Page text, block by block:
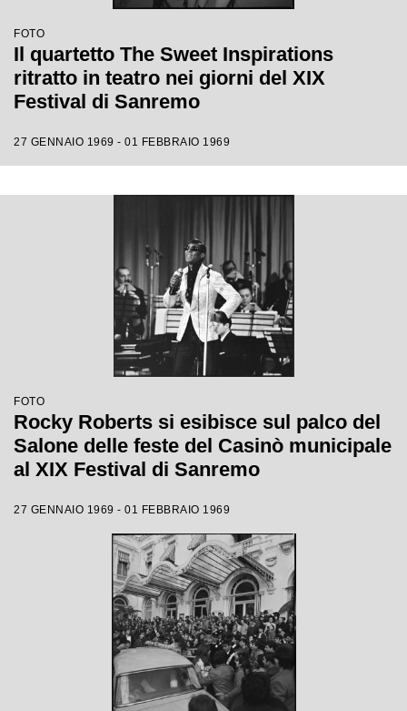
FOTO
Il quartetto The Sweet Inspirations
ritratto in teatro nei giorni del XIX
Festival di Sanremo
27 GENNAIO 1969 - 01 FEBBRAIO 1969
FOTO
Rocky Roberts si esibisce sul palco del
Salone delle feste del Casinò municipale
al XIX Festival di Sanremo
27 GENNAIO 1969 - 01 FEBBRAIO 1969